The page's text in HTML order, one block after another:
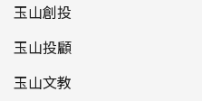
玉山創投
玉山投顧
玉山文教